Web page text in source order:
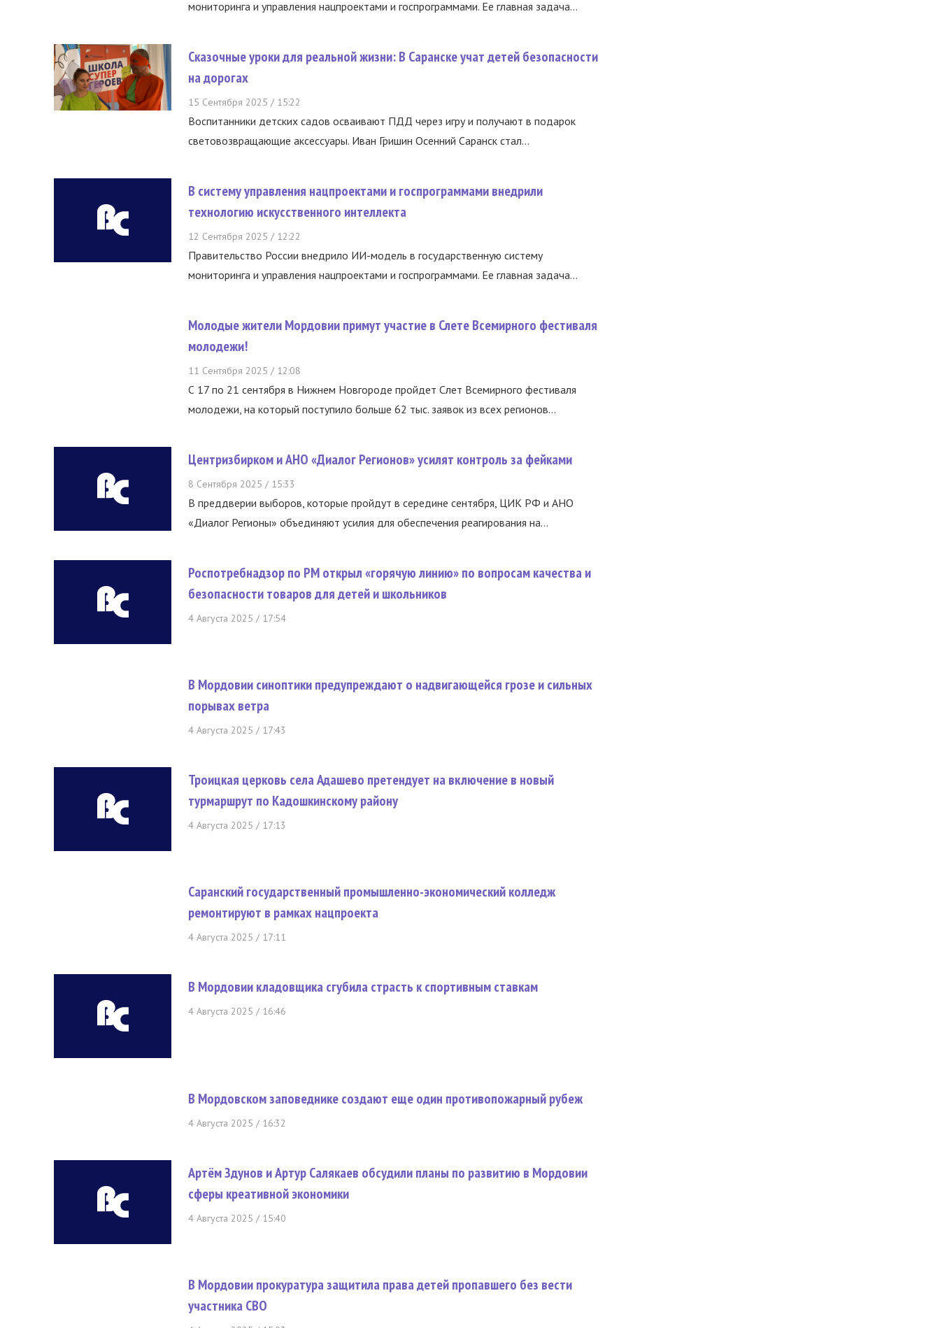
мониторинга и управления нацпроектами и госпрограммами. Ее главная задача...
Сказочные уроки для реальной жизни: В Саранске учат детей безопасности
на дорогах
15 Сентября 2025 / 15:22
Воспитанники детских садов осваивают ПДД через игру и получают в подарок
световозвращающие аксессуары. Иван Гришин Осенний Саранск стал...
В систему управления нацпроектами и госпрограммами внедрили
технологию искусственного интеллекта
12 Сентября 2025 / 12:22
Правительство России внедрило ИИ-модель в государственную систему
мониторинга и управления нацпроектами и госпрограммами. Ее главная задача...
Молодые жители Мордовии примут участие в Слете Всемирного фестиваля
молодежи!
11 Сентября 2025 / 12:08
С 17 по 21 сентября в Нижнем Новгороде пройдет Слет Всемирного фестиваля
молодежи, на который поступило больше 62 тыс. заявок из всех регионов...
Центризбирком и АНО «Диалог Регионов» усилят контроль за фейками
8 Сентября 2025 / 15:33
В преддверии выборов, которые пройдут в середине сентября, ЦИК РФ и АНО
«Диалог Регионы» объединяют усилия для обеспечения реагирования на...
Роспотребнадзор по РМ открыл «горячую линию» по вопросам качества и
безопасности товаров для детей и школьников
4 Августа 2025 / 17:54
В Мордовии синоптики предупреждают о надвигающейся грозе и сильных
порывах ветра
4 Августа 2025 / 17:43
Троицкая церковь села Адашево претендует на включение в новый
турмаршрут по Кадошкинскому району
4 Августа 2025 / 17:13
Саранский государственный промышленно-экономический колледж
ремонтируют в рамках нацпроекта
4 Августа 2025 / 17:11
В Мордовии кладовщика сгубила страсть к спортивным ставкам
4 Августа 2025 / 16:46
В Мордовском заповеднике создают еще один противопожарный рубеж
4 Августа 2025 / 16:32
Артём Здунов и Артур Салякаев обсудили планы по развитию в Мордовии
сферы креативной экономики
4 Августа 2025 / 15:40
В Мордовии прокуратура защитила права детей пропавшего без вести
участника СВО